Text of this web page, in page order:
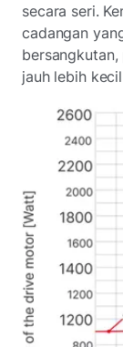
secara seri.
cadangan
jauh lebih